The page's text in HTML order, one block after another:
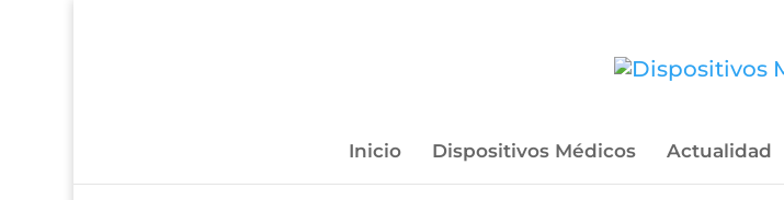
Inicio Dispositivos Médicos Actualidad